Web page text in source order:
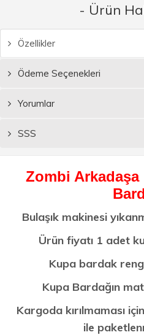
- Ürün
Özellikler
Ödeme Seçenekleri
Yorumlar
SSS
Zombi
Bulaşık makinesi
Ürün fiyatı 1 adet
Kupa bardak
Kupa Bardağın
Kargoda kırılmaması
ile